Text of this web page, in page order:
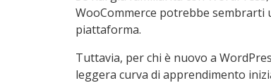
WooCommerce potrebbe sembrarti
piattaforma.
Tuttavia, per chi è nuovo a
leggera curva di apprendimento